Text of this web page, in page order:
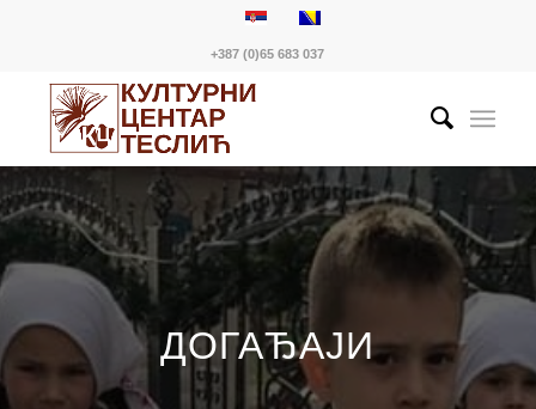
+387 (0)65 683 037
ДОГАЂАЈИ